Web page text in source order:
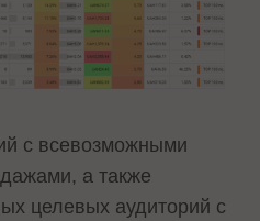
с всевозможными
а также
целевых аудиторий с